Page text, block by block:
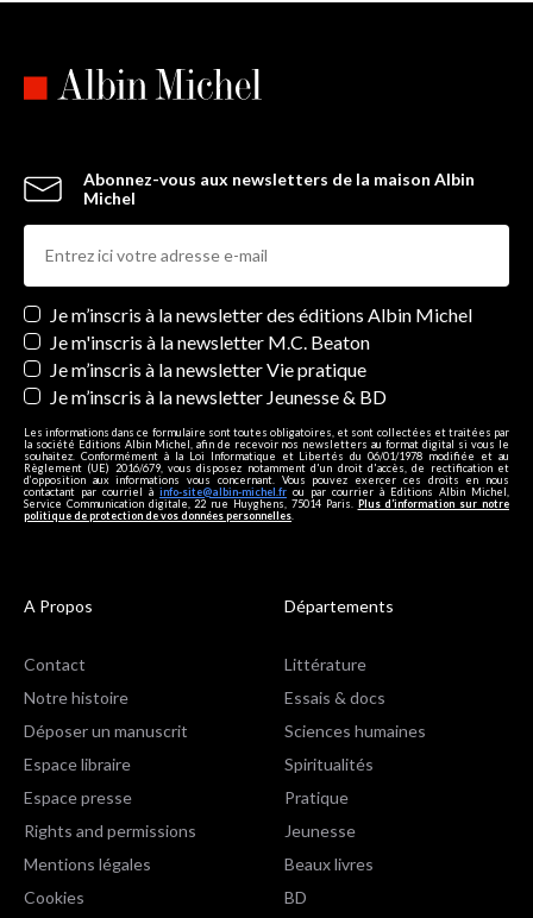
Abonnez-vous aux newsletters de la maison Albin
Michel
Newsletters
Je m’inscris à la newsletter des éditions Albin Michel
Je m'inscris à la newsletter M.C. Beaton
Je m’inscris à la newsletter Vie pratique
Je m’inscris à la newsletter Jeunesse & BD
Les informations dans ce formulaire sont toutes obligatoires, et sont collectées et traitées par
la société Editions Albin Michel, afin de recevoir nos newsletters au format digital si vous le
souhaitez. Conformément à la Loi Informatique et Libertés du 06/01/1978 modifiée et au
Règlement (UE) 2016/679, vous disposez notamment d'un droit d'accès, de rectification et
d’opposition aux informations vous concernant. Vous pouvez exercer ces droits en nous
contactant par courriel à info-site@albin-michel.fr ou par courrier à Editions Albin Michel,
Service Communication digitale, 22 rue Huyghens, 75014 Paris. Plus d’information sur notre
politique de protection de vos données personnelles
A Propos
Contact
Notre histoire
Déposer un manuscrit
Espace libraire
Espace presse
Rights and permissions
Mentions légales
Cookies
Départements
Littérature
Essais & docs
Sciences humaines
Spiritualités
Pratique
Jeunesse
Beaux livres
BD